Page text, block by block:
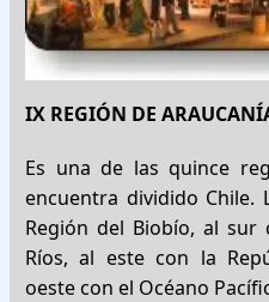
IX REGIÓN DE
Es una de las quince
encuentra dividido
Región del Biobío, al sur
Ríos, al este con la
oeste con el Océano